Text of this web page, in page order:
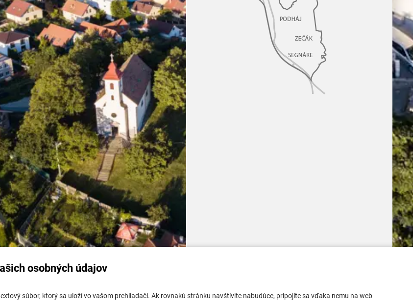
osobných údajov
súbor, ktorý sa uloží vo vašom prehliadači. Ak rovnakú stránku navštívite nabudúce, pripojíte sa vďaka nemu na web